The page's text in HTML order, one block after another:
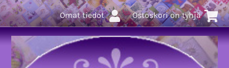
Omat tiedot Ostoskori on tyhjä